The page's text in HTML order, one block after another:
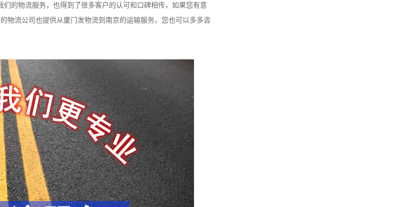
的物流服务，也得到了很多客户的认可和口碑相传，如果您有意
物流公司也提供从厦门发物流到南京的运输服务，您也可以多多咨